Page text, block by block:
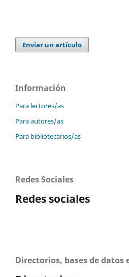
Enviar un artículo
Información
Para lectores/as
Para autores/as
Para bibliotecarios/as
Redes Sociales
Redes sociales
Directorios, bases de datos